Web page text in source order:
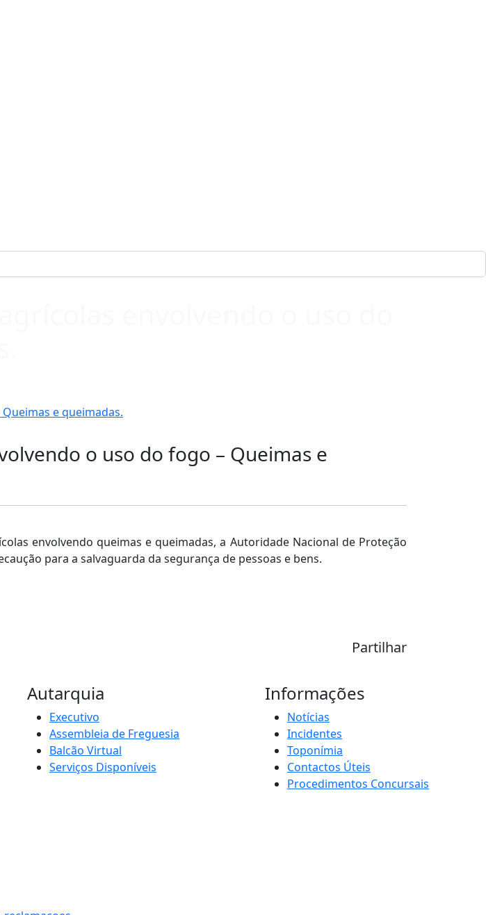
e queimadas.
o uso do fogo – Queimas e
envolvendo queimas e queimadas, a Autoridade Nacional de Proteção
para a salvaguarda da segurança de pessoas e bens.
Partilhar
Autarquia
Executivo
Assembleia de Freguesia
Balcão Virtual
Serviços Disponíveis
Informações
Notícias
Incidentes
Toponímia
Contactos Úteis
Procedimentos Concursais